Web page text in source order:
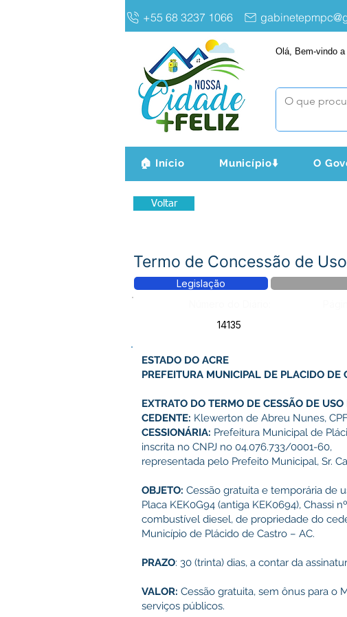
+55 68 3237 1066
Olá, Bem-vindo
🏠 Início Município⬇️ O
Voltar
Termo de Concessão de
Legislação
14135
ESTADO DO ACRE
PREFEITURA MUNICIPAL DE PLACIDO DE
EXTRATO DO TERMO DE CESSÃO DE
CEDENTE: Klewerton de Abreu Nunes,
CESSIONÁRIA: Prefeitura Municipal de
inscrita no CNPJ no 04.076.733/0001-60,
representada pelo Prefeito Municipal, Sr.
OBJETO: Cessão gratuita e temporária de
Placa KEK0G94 (antiga KEK0694), Chassi
combustível diesel, de propriedade do
Município de Plácido de Castro – AC.
PRAZO: 30 (trinta) dias, a contar da
VALOR: Cessão gratuita, sem ônus para
serviços públicos.